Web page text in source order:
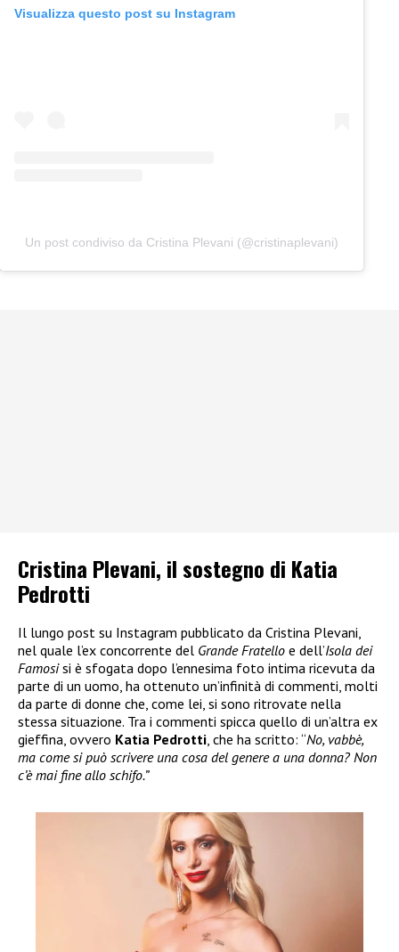
Visualizza questo post su Instagram
Un post condiviso da Cristina Plevani (@cristinaplevani)
Cristina Plevani, il sostegno di Katia
Pedrotti
Il lungo post su Instagram pubblicato da Cristina Plevani,
nel quale l’ex concorrente del Grande Fratello e dell’Isola dei
Famosisi è sfogata dopo l’ennesima foto intima ricevuta da
parte di un uomo, ha ottenuto un’infinità di commenti, molti
da parte di donne che, come lei, si sono ritrovate nella
stessa situazione. Tra i commenti spicca quello di un’altra ex
gieffina, ovvero Katia Pedrotti, che ha scritto: “No, vabbè,
ma come si può scrivere una cosa del genere a una donna? Non
c’è mai fine allo schifo.”